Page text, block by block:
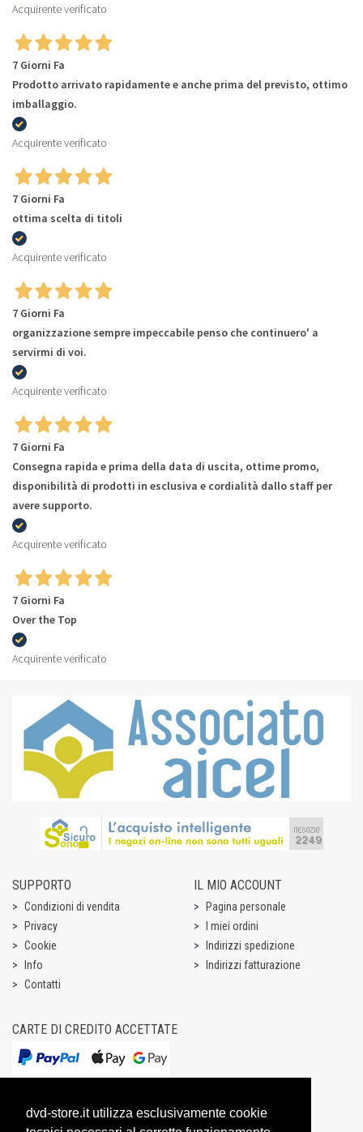
dvd-store.it utilizza esclusivamente cookie
Acquirente verificato
7 Giorni Fa
Prodotto arrivato rapidamente e anche prima del previsto, ottimo
imballaggio.
Acquirente verificato
7 Giorni Fa
ottima scelta di titoli
Acquirente verificato
7 Giorni Fa
organizzazione sempre impeccabile penso che continuero' a
servirmi di voi.
Acquirente verificato
7 Giorni Fa
Consegna rapida e prima della data di uscita, ottime promo,
disponibilità di prodotti in esclusiva e cordialità dallo staff per
avere supporto.
Acquirente verificato
7 Giorni Fa
Over the Top
Acquirente verificato
SUPPORTO
Condizioni di vendita
Privacy
Cookie
Info
Contatti
IL MIO ACCOUNT
Pagina personale
I miei ordini
Indirizzi spedizione
Indirizzi fatturazione
CARTE DI CREDITO ACCETTATE